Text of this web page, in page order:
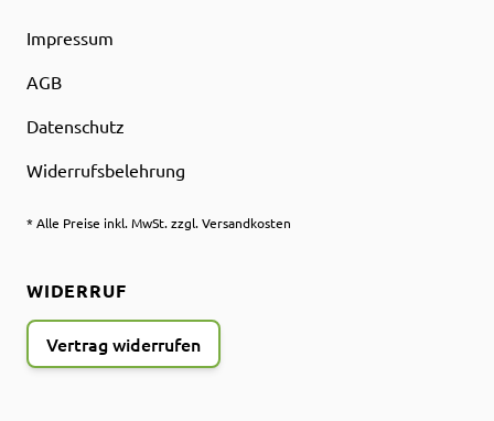
Impressum
AGB
Datenschutz
Widerrufsbelehrung
* Alle Preise inkl. MwSt. zzgl. Versandkosten
WIDERRUF
Vertrag widerrufen